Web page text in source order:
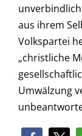
aus ihrem
Volkspartei
„christliche
Umwälzung